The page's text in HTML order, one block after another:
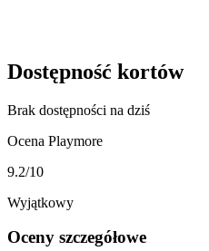
Dostępność kortów
Brak dostępności na dziś
Ocena Playmore
9.2/10
Wyjątkowy
Oceny szczegółowe